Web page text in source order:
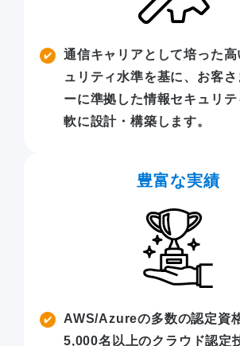
通信キャリアとして培った高
ュリティ水準を基に、お客
ーに準拠した情報セキュリ
軟に設計・構築します。
豊富な実績
AWS/Azureの多数の認定資
5,000名以上のクラウド認定